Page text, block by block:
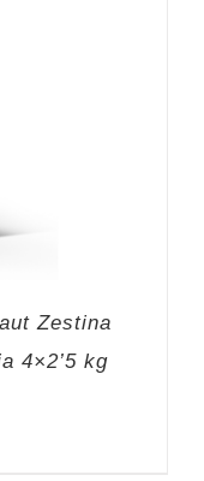
Zestina
4×2’5 kg